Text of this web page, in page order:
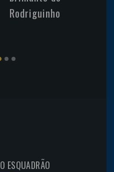
Rodriguinho
ESQUADRÃO